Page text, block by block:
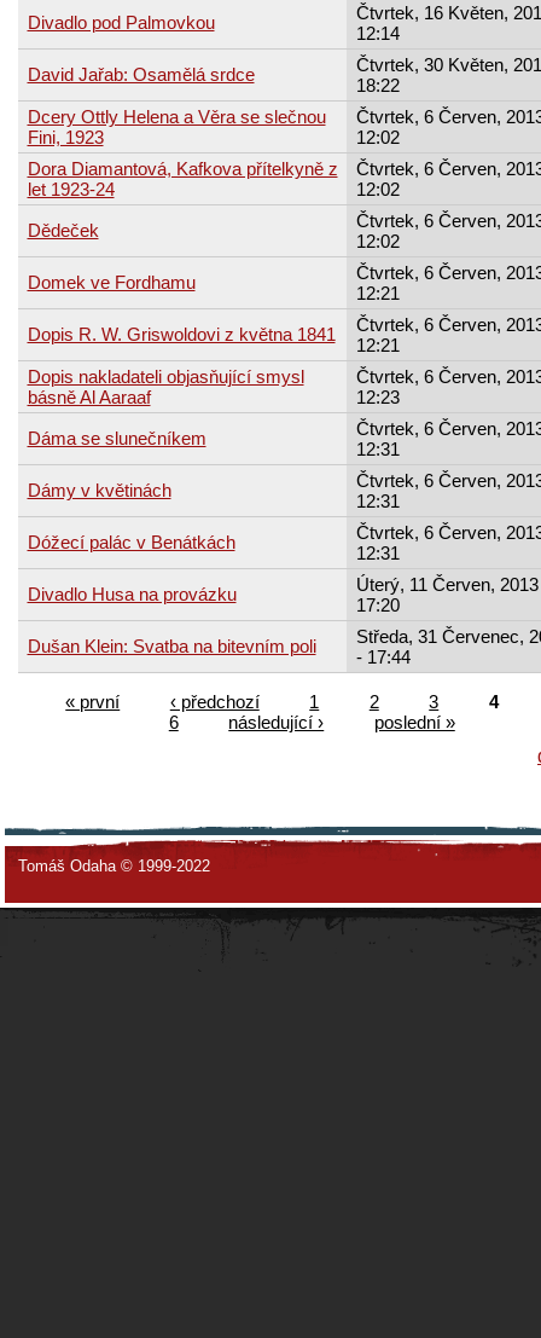
Divadlo pod Palmovkou
Čtvrtek, 16 Květen,
12:14
David Jařab: Osamělá srdce
Čtvrtek, 30 Květen,
18:22
Dcery Ottly Helena a Věra se slečnou
Fini, 1923
Čtvrtek, 6 Červen,
12:02
Dora Diamantová, Kafkova přítelkyně z
let 1923-24
Čtvrtek, 6 Červen,
12:02
Dědeček
Čtvrtek, 6 Červen,
12:02
Domek ve Fordhamu
Čtvrtek, 6 Červen,
12:21
Dopis R. W. Griswoldovi z května 1841
Čtvrtek, 6 Červen,
12:21
Dopis nakladateli objasňující smysl
básně Al Aaraaf
Čtvrtek, 6 Červen,
12:23
Dáma se slunečníkem
Čtvrtek, 6 Červen,
12:31
Dámy v květinách
Čtvrtek, 6 Červen,
12:31
Dóžecí palác v Benátkách
Čtvrtek, 6 Červen,
12:31
Divadlo Husa na provázku
Úterý, 11 Červen,
17:20
Dušan Klein: Svatba na bitevním poli
Středa, 31 Červenec,
- 17:44
« první ‹ předchozí 1 2 3
4
6
následující ›
poslední »
Tomáš Odaha © 1999-2022